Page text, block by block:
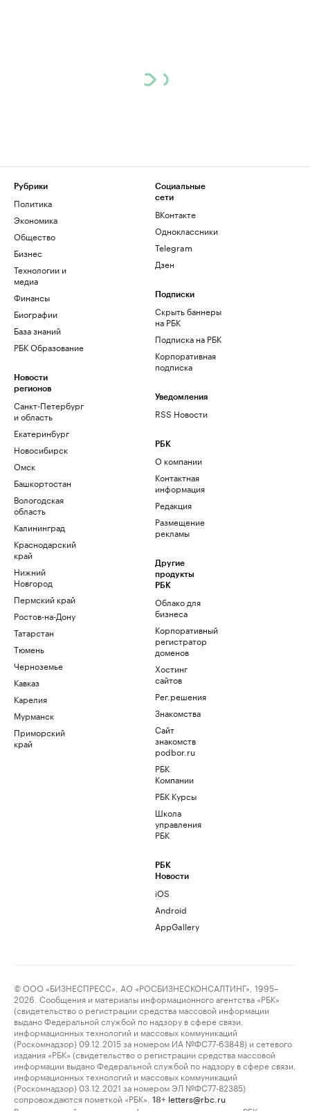
Рубрики
Политика
Экономика
Общество
Бизнес
Технологии и
медиа
Финансы
Биографии
База знаний
РБК Образование
Новости
регионов
Санкт-Петербург
и область
Екатеринбург
Новосибирск
Омск
Башкортостан
Вологодская
область
Калининград
Краснодарский
край
Нижний
Новгород
Пермский край
Ростов-на-Дону
Татарстан
Тюмень
Черноземье
Кавказ
Карелия
Мурманск
Приморский
край
Социальные
сети
ВКонтакте
Одноклассники
Telegram
Дзен
Подписки
Скрыть баннеры
на РБК
Подписка на РБК
Корпоративная
подписка
Уведомления
RSS Новости
РБК
О компании
Контактная
информация
Редакция
Размещение
рекламы
Другие
продукты
РБК
Облако для
бизнеса
Корпоративный
регистратор
доменов
Хостинг
сайтов
Рег.решения
Знакомства
Сайт
знакомств
podbor.ru
РБК
Компании
РБК Курсы
Школа
управления
РБК
РБК
Новости
iOS
Android
AppGallery
© ООО «БИЗНЕСПРЕСС», АО «РОСБИЗНЕСКОНСАЛТИНГ», 1995–
2026. Сообщения и материалы информационного агентства «РБК»
(свидетельство о регистрации средства массовой информации
выдано Федеральной службой по надзору в сфере связи,
информационных технологий и массовых коммуникаций
(Роскомнадзор) 09.12.2015 за номером ИА №ФС77-63848) и сетевого
издания «РБК» (свидетельство о регистрации средства массовой
информации выдано Федеральной службой по надзору в сфере связи,
информационных технологий и массовых коммуникаций
(Роскомнадзор) 03.12.2021 за номером ЭЛ №ФС77-82385)
сопровождаются пометкой «РБК».
18+ letters@rbc.ru